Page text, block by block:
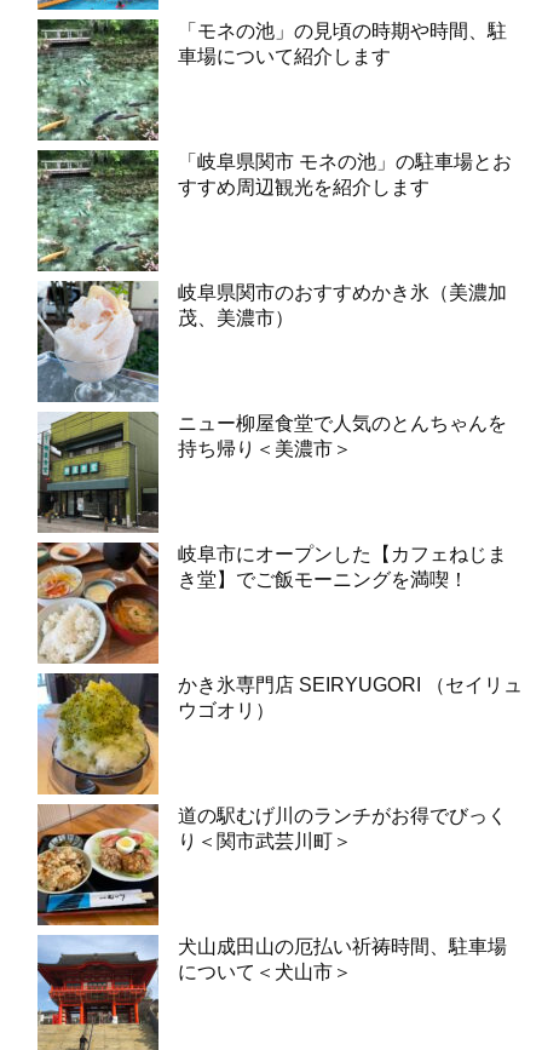
「モネの池」の見頃の時期や時間、駐
車場について紹介します
「岐阜県関市 モネの池」の駐車場とお
すすめ周辺観光を紹介します
岐阜県関市のおすすめかき氷（美濃加
茂、美濃市）
ニュー柳屋食堂で人気のとんちゃんを
持ち帰り＜美濃市＞
岐阜市にオープンした【カフェねじま
き堂】でご飯モーニングを満喫！
かき氷専門店 SEIRYUGORI （セイリュ
ウゴオリ）
道の駅むげ川のランチがお得でびっく
り＜関市武芸川町＞
犬山成田山の厄払い祈祷時間、駐車場
について＜犬山市＞